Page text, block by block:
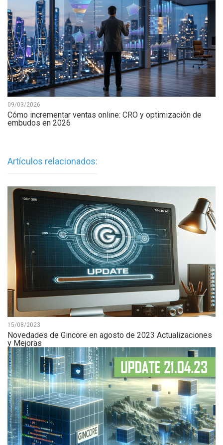
09/03/2026
Cómo incrementar ventas online: CRO y optimización de
embudos en 2026
Artículos relacionados:
15/08/2023
Novedades de Gincore en agosto de 2023 Actualizaciones
y Mejoras